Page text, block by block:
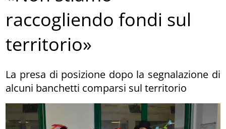
raccogliendo fondi sul
territorio»
La presa di posizione dopo la segnalazione di
alcuni banchetti comparsi sul territorio